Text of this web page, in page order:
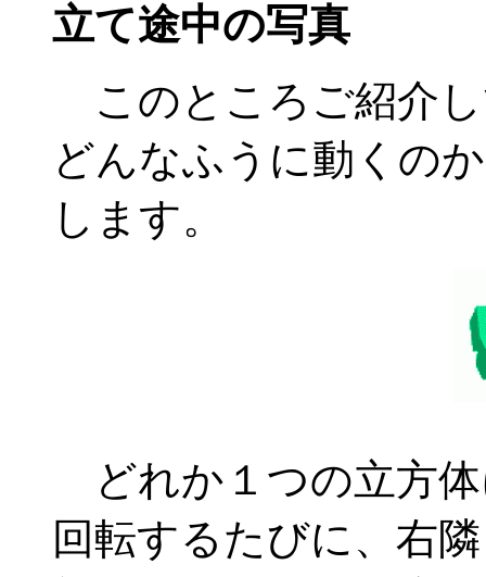
立て途中の写真
このところご紹介し
どんなふうに動くの
します。
どれか１つの立方
回転するたびに、右